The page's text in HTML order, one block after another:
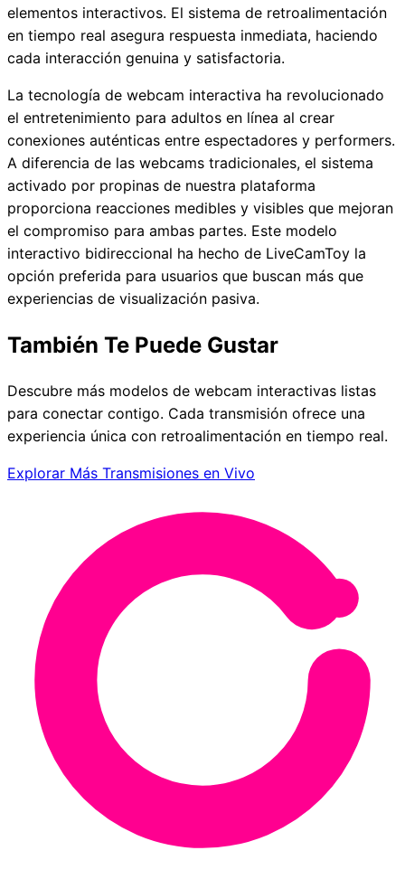
elementos interactivos. El sistema de retroalimentación
en tiempo real asegura respuesta inmediata, haciendo
cada interacción genuina y satisfactoria.
La tecnología de webcam interactiva ha revolucionado
el entretenimiento para adultos en línea al crear
conexiones auténticas entre espectadores y performers.
A diferencia de las webcams tradicionales, el sistema
activado por propinas de nuestra plataforma
proporciona reacciones medibles y visibles que mejoran
el compromiso para ambas partes. Este modelo
interactivo bidireccional ha hecho de LiveCamToy la
opción preferida para usuarios que buscan más que
experiencias de visualización pasiva.
También Te Puede Gustar
Descubre más modelos de webcam interactivas listas
para conectar contigo. Cada transmisión ofrece una
experiencia única con retroalimentación en tiempo real.
Explorar Más Transmisiones en Vivo